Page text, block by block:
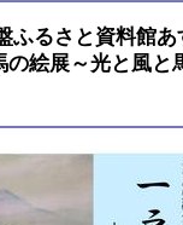
ふるさと資料館
の絵展～光と風